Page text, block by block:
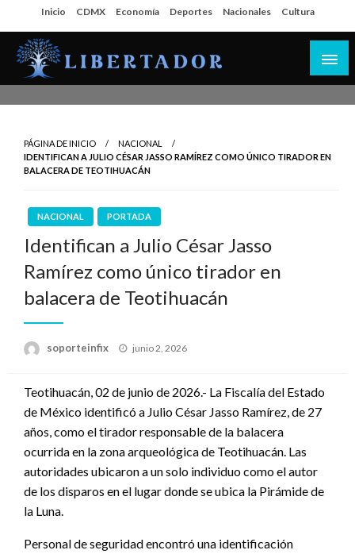
al
contenido
Inicio CDMX Economía Deportes Nacionales Cultura
PÁGINA DE INICIO
NACIONAL
IDENTIFICAN A JULIO CÉSAR JASSO RAMÍREZ COMO ÚNICO TIRADOR EN
BALACERA DE TEOTIHUACÁN
NACIONAL PORTADA
Identifican a Julio César Jasso
Ramírez como único tirador en
balacera de Teotihuacán
soporteinfix
Publicado
junio 2, 2026
Teotihuacán, 02 de junio de 2026.- La Fiscalía del Estado
de México identificó a Julio César Jasso Ramírez, de 27
años, como el tirador responsable de la balacera
ocurrida en la zona arqueológica de Teotihuacán. Las
autoridades ubicaron a un solo individuo como el autor
de los disparos en el lugar donde se ubica la Pirámide de
la Luna.
Personal de seguridad encontró una identificación